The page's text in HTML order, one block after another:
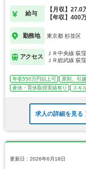
給与
【月収】
【年収】400
勤務地 東京都 杉並区
アクセス
ＪＲ中央線 荻
ＪＲ総武線 荻
年収550万円以上可 原則、引
産休・育休取得実績有り
スキ
求人の詳細を見る
更新日：2026年6月18日